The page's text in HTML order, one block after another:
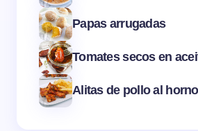
Papas arrugadas
Tomates secos en
Alitas de pollo al horno